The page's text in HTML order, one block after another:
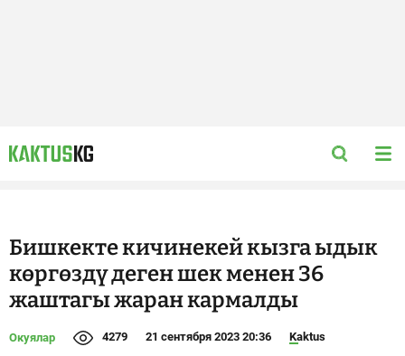
Бишкекте кичинекей кызга ыдык
көргөздү деген шек менен 36
жаштагы жаран кармалды
Окуялар 4279 21 сентября 2023 20:36 Kaktus